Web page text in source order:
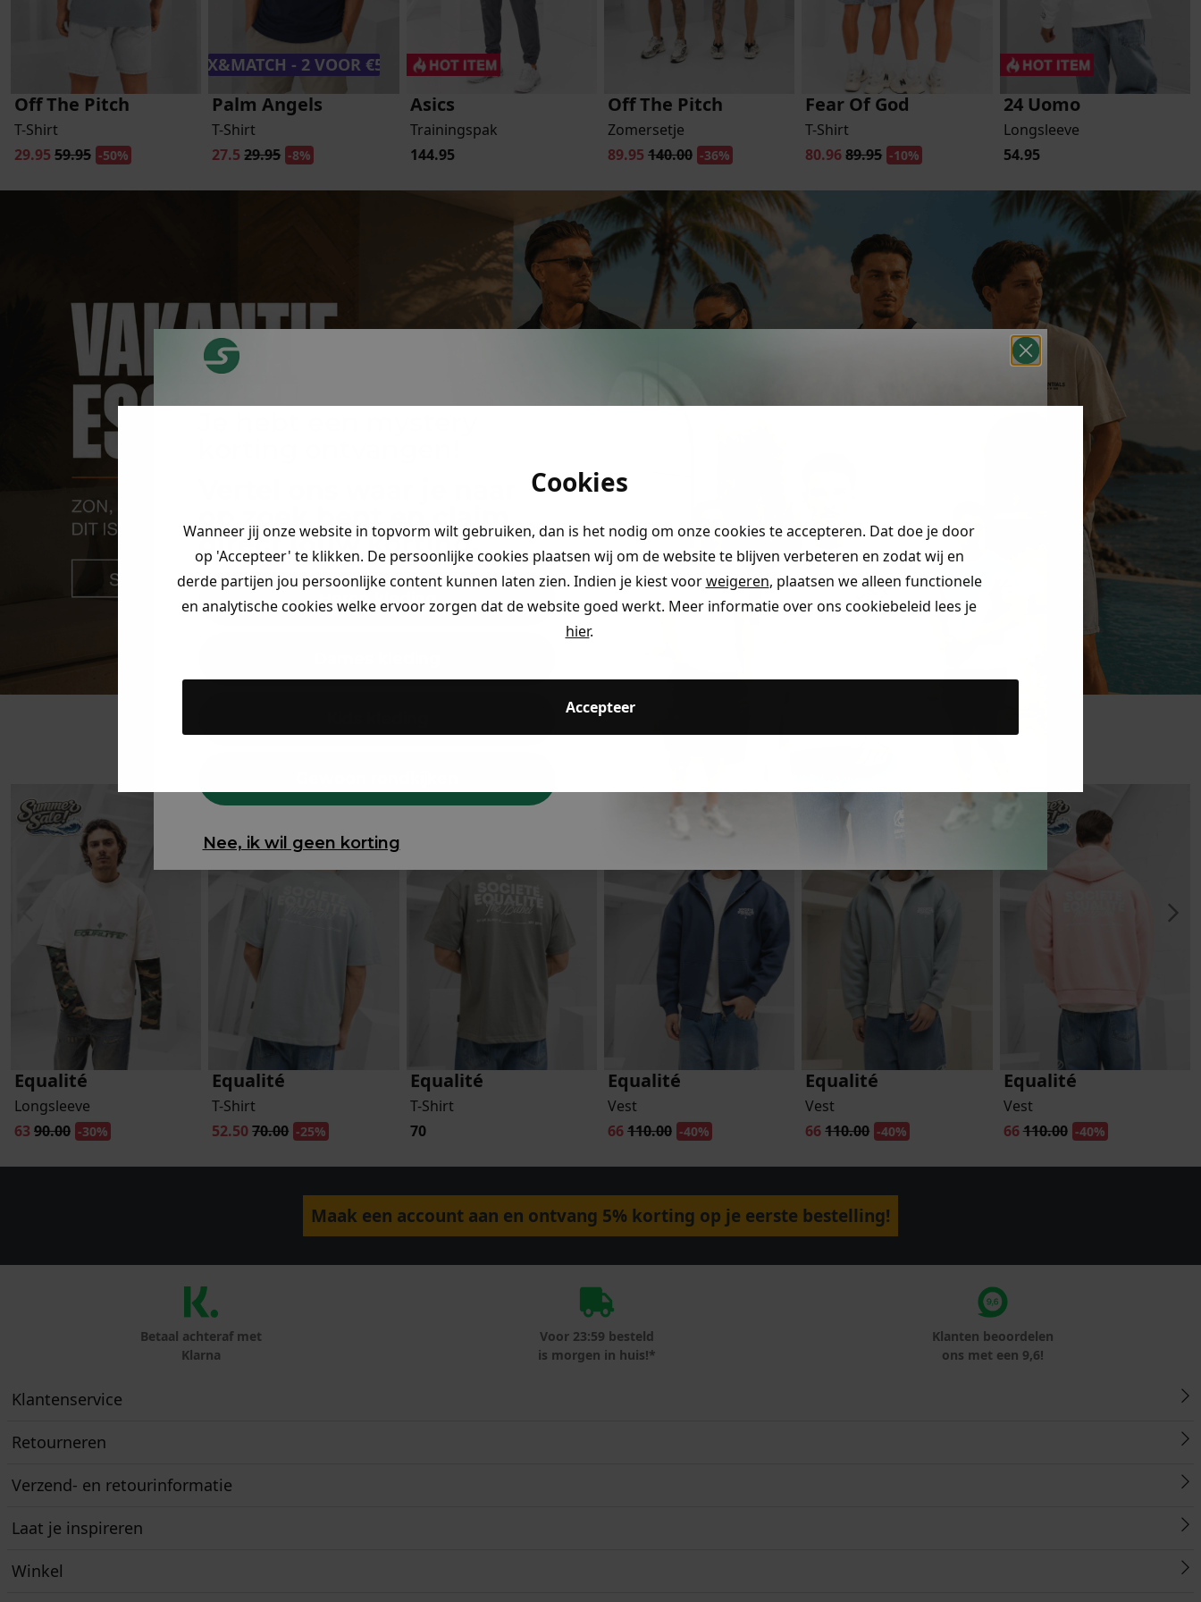
Cookies
Wanneer jij onze website in topvorm wilt gebruiken, dan is het nodig om onze cookies te accepteren. Dat doe je door
op 'Accepteer' te klikken. De persoonlijke cookies plaatsen wij om de website te blijven verbeteren en zodat wij en
derde partijen jou persoonlijke content kunnen laten zien. Indien je kiest voorweigeren, plaatsen we alleen functionele
en analytische cookies welke ervoor zorgen dat de website goed werkt. Meer informatie over ons cookiebeleid lees je
hier.
Accepteer
Off The Pitch
T-Shirt
29.95 59.95 -50%
MIX&MATCH - 2 VOOR €50,-
Palm Angels
T-Shirt
27.5 29.95 -8%
Asics
Trainingspak
144.95
Off The Pitch
Zomersetje
89.95 140.00 -36%
Fear Of God
T-Shirt
80.9689.95 -10%
24 Uomo
Longsleeve
54.95
Trending
Equalité
Longsleeve
63 90.00 -30%
Equalité
T-Shirt
52.5070.00 -25%
Equalité
T-Shirt
70
Equalité
Vest
66110.00 -40%
Equalité
Vest
66110.00 -40%
Equalité
Vest
66110.00 -40%
Maak een account aan en ontvang 5% korting op je eerste bestelling!
Betaal achteraf met
Klarna
Voor 23:59 besteld
is morgen in huis!*
Klanten beoordelen
ons met een 9,6!
Klantenservice
Retourneren
Verzend- en retourinformatie
Laat je inspireren
Winkel
op zoek bent en claim
direct jouwkorting.
Heren kleding
Nee, ik wil geen korting